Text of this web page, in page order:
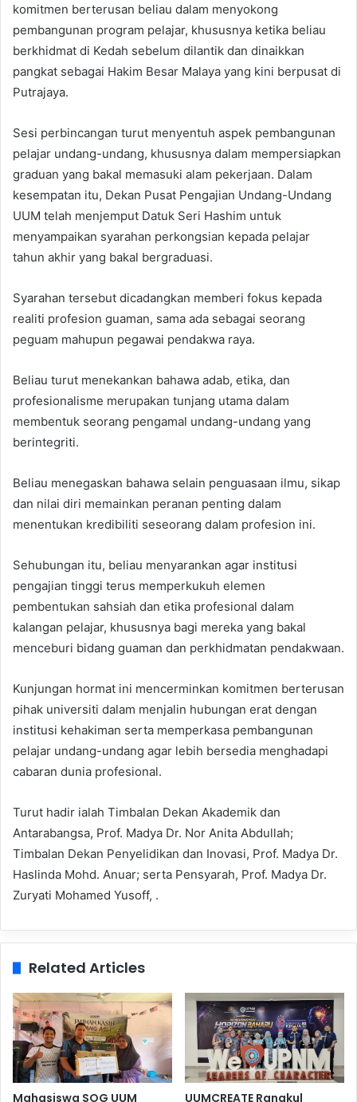
komitmen berterusan beliau dalam menyokong
pembangunan program pelajar, khususnya ketika beliau
berkhidmat di Kedah sebelum dilantik dan dinaikkan
pangkat sebagai Hakim Besar Malaya yang kini berpusat di
Putrajaya.
Sesi perbincangan turut menyentuh aspek pembangunan
pelajar undang-undang, khususnya dalam mempersiapkan
graduan yang bakal memasuki alam pekerjaan. Dalam
kesempatan itu, Dekan Pusat Pengajian Undang-Undang
UUM telah menjemput Datuk Seri Hashim untuk
menyampaikan syarahan perkongsian kepada pelajar
tahun akhir yang bakal bergraduasi.
Syarahan tersebut dicadangkan memberi fokus kepada
realiti profesion guaman, sama ada sebagai seorang
peguam mahupun pegawai pendakwa raya.
Beliau turut menekankan bahawa adab, etika, dan
profesionalisme merupakan tunjang utama dalam
membentuk seorang pengamal undang-undang yang
berintegriti.
Beliau menegaskan bahawa selain penguasaan ilmu, sikap
dan nilai diri memainkan peranan penting dalam
menentukan kredibiliti seseorang dalam profesion ini.
Sehubungan itu, beliau menyarankan agar institusi
pengajian tinggi terus memperkukuh elemen
pembentukan sahsiah dan etika profesional dalam
kalangan pelajar, khususnya bagi mereka yang bakal
menceburi bidang guaman dan perkhidmatan pendakwaan.
Kunjungan hormat ini mencerminkan komitmen berterusan
pihak universiti dalam menjalin hubungan erat dengan
institusi kehakiman serta memperkasa pembangunan
pelajar undang-undang agar lebih bersedia menghadapi
cabaran dunia profesional.
Turut hadir ialah Timbalan Dekan Akademik dan
Antarabangsa, Prof. Madya Dr. Nor Anita Abdullah;
Timbalan Dekan Penyelidikan dan Inovasi, Prof. Madya Dr.
Haslinda Mohd. Anuar; serta Pensyarah, Prof. Madya Dr.
Zuryati Mohamed Yusoff, .
Related Articles
Mahasiswa SOG UUM UUMCREATE Rangkul